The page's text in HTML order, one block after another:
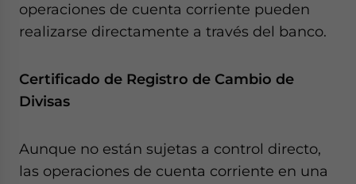
operaciones de cuenta corriente pueden
realizarse directamente a través del banco.
Certificado de Registro de Cambio de
Divisas
Aunque no están sujetas a control directo,
las operaciones de cuenta corriente en una